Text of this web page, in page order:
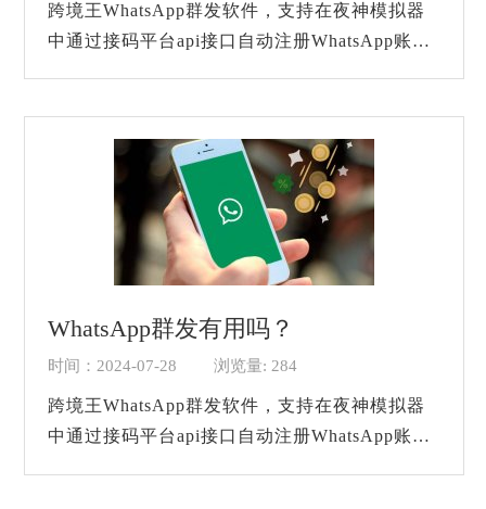
跨境王WhatsApp群发软件，支持在夜神模拟器
中通过接码平台api接口自动注册WhatsApp账
WhatsApp群发有用吗？
时间：2024-07-28 浏览量: 284
跨境王WhatsApp群发软件，支持在夜神模拟器
中通过接码平台api接口自动注册WhatsApp账